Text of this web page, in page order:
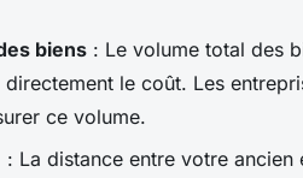
biens : Le volume total des
le coût. Les
ce volume.
: La distance entre votre